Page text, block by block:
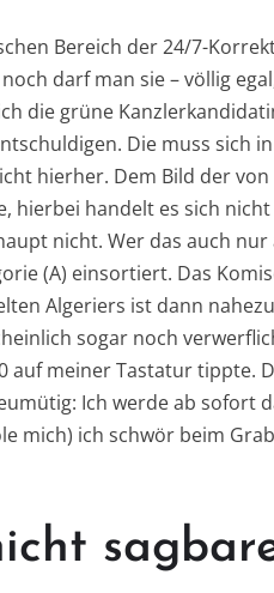
Bereich der 24/7-
darf man sie – völlig
die grüne
Die muss sich
hierher. Dem Bild der
hierbei handelt es sich
nicht. Wer das auch
(A) einsortiert. Das
Algeriers ist dann
sogar noch
auf meiner Tastatur tippte.
Ich werde ab sofort
mich) ich schwör beim